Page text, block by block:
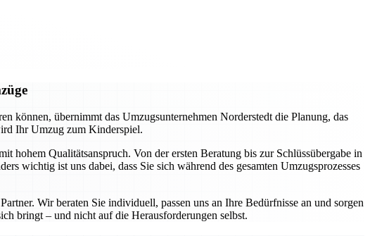
können, übernimmt das Umzugsunternehmen Norderstedt die Planung, das
Ihr Umzug zum Kinderspiel.
hohem Qualitätsanspruch. Von der ersten Beratung bis zur Schlüssübergabe in
wichtig ist uns dabei, dass Sie sich während des gesamten Umzugsprozesses
Wir beraten Sie individuell, passen uns an Ihre Bedürfnisse an und sorgen
bringt – und nicht auf die Herausforderungen selbst.